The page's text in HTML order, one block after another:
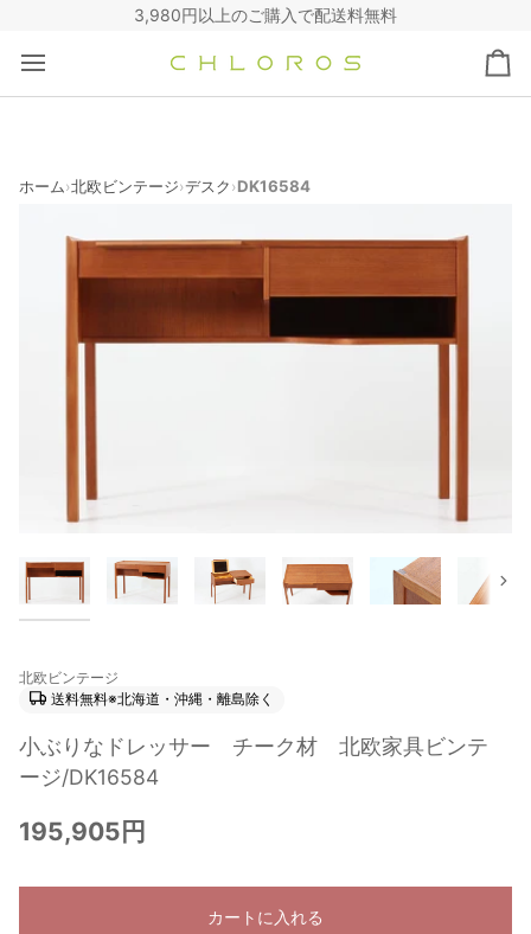
3,980円以上のご購入で配送料無料
カ
ー
ホーム›北欧ビンテージ›デスク ›DK16584
次
北欧ビンテージ
送料無料※北海道・沖縄・離島除く
小ぶりなドレッサー チーク材 北欧家具ビンテ
ージ/DK16584
195,905円
カートに入れる